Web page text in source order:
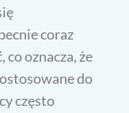
coraz
oznacza, że
do
często